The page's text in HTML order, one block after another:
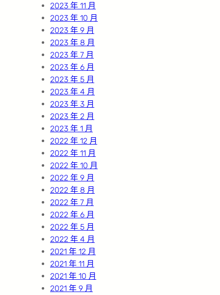
2023 年 11 月
2023 年 10 月
2023 年 9 月
2023 年 8 月
2023 年 7 月
2023 年 6 月
2023 年 5 月
2023 年 4 月
2023 年 3 月
2023 年 2 月
2023 年 1 月
2022 年 12 月
2022 年 11 月
2022 年 10 月
2022 年 9 月
2022 年 8 月
2022 年 7 月
2022 年 6 月
2022 年 5 月
2022 年 4 月
2021 年 12 月
2021 年 11 月
2021 年 10 月
2021 年 9 月